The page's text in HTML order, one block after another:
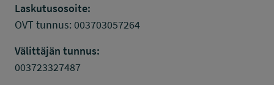
Laskutusosoite:
OVT tunnus: 003703057264
Välittäjän tunnus:
003723327487